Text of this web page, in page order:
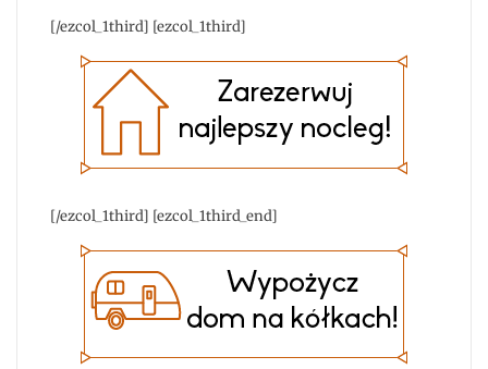
[/ezcol_1third] [ezcol_1third]
[/ezcol_1third] [ezcol_1third_end]